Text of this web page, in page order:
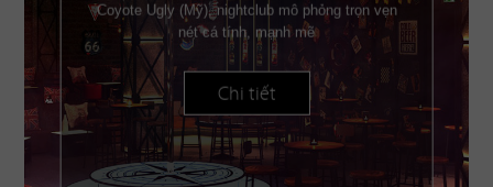
Coyote Ugly (Mỹ), nightclub mô phỏng trọn vẹn
nét cá tính, mạnh mẽ
Chi tiết